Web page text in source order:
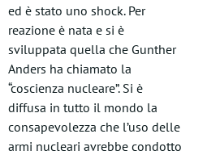
ed è stato uno shock. Per
reazione è nata e si è
sviluppata quella che Gunther
Anders ha chiamato la
“coscienza nucleare”. Si è
diffusa in tutto il mondo la
consapevolezza che l’uso delle
armi nucleari avrebbe condotto